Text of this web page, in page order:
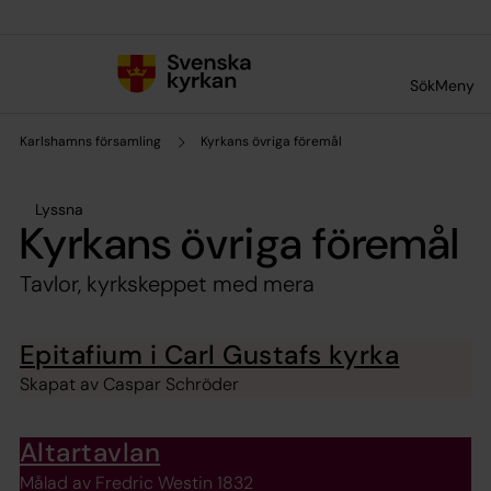
SökMeny
Karlshamns församling Kyrkans övriga föremål
Lyssna
Kyrkans övriga föremål
Tavlor, kyrkskeppet med mera
Epitafium i Carl Gustafs kyrka
Skapat av Caspar Schröder
Altartavlan
Målad av Fredric Westin 1832